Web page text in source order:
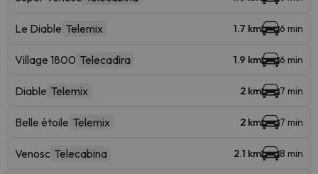
Le Diable Telemix 1.7 km 6 min
Village 1800 Telecadira 1.9 km 6 min
Diable Telemix 2 km 7 min
Belle étoile Telemix 2 km 7 min
Venosc Telecabina 2.1 km 8 min